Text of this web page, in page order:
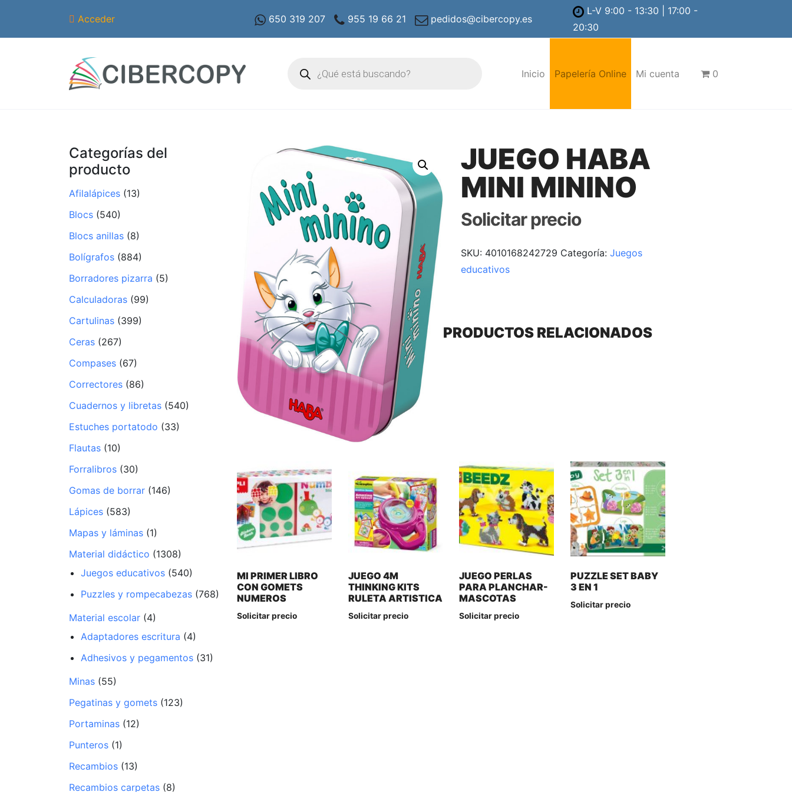
Acceder 650 319 207 955 19 66 21 pedidos@cibercopy.es
L-V 9:00 - 13:30 | 17:00 -
20:30
productos
Inicio Papelería Online Mi cuenta 0
Categorías del
producto
Afilalápices (13)
Blocs (540)
Blocs anillas (8)
Bolígrafos (884)
Borradores pizarra (5)
Calculadoras (99)
Cartulinas (399)
Ceras (267)
Compases (67)
Correctores (86)
Cuadernos y libretas (540)
Estuches portatodo (33)
Flautas (10)
Forralibros (30)
Gomas de borrar (146)
Lápices (583)
Mapas y láminas (1)
Material didáctico (1308)
Juegos educativos (540)
Puzzles y rompecabezas (768)
Material escolar (4)
Adaptadores escritura (4)
Adhesivos y pegamentos (31)
Minas (55)
Pegatinas y gomets (123)
Portaminas (12)
Punteros (1)
Recambios (13)
Recambios carpetas (8)
JUEGO HABA
MINI MININO
Solicitar precio
SKU: 4010168242729 Categoría: Juegos
educativos
PRODUCTOS RELACIONADOS
MI PRIMER LIBRO
CON GOMETS
NUMEROS
Solicitar precio
JUEGO 4M
THINKING KITS
RULETA ARTISTICA
Solicitar precio
JUEGO PERLAS
PARA PLANCHAR-
MASCOTAS
Solicitar precio
PUZZLE SET BABY
3 EN 1
Solicitar precio